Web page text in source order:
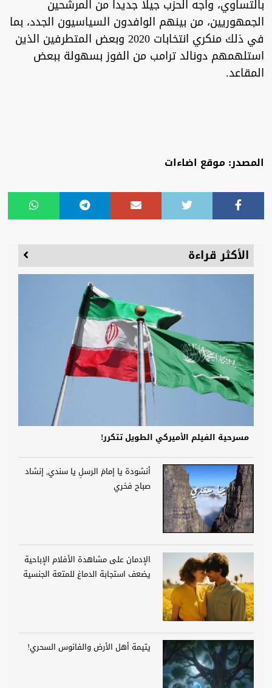
بالتساوي، واجه الحزب جيلا جديدا من المرشحين
الجمهوريين، من بينهم الوافدون السياسيون الجدد، بما
في ذلك منكري انتخابات 2020 وبعض المتطرفين الذين
استلهمهم دونالد ترامب من الفوز بسهولة ببعض
المقاعد.
المصدر: موقع اضاءات
الأكثر قراءة
مسرحية الفيلم الأميركي الطويل تتكرر!
أنشودة يا إمامَ الرسلِ يا سندي, إنشاد
صباح فخري
الإدمان على مشاهدة الأفلام الإباحية
يضعف استجابة الدماغ للمتعة الجنسية
يتيمة أهل الأرض والفانوس السحري!